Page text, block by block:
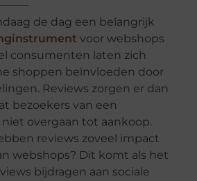
de dag een belangrijk
voor webshops
consumenten laten zich
shoppen beïnvloeden door
Reviews zorgen er dan
bezoekers van een
overgaan tot aankoop.
reviews zoveel impact
webshops? Dit komt als het
bijdragen aan sociale